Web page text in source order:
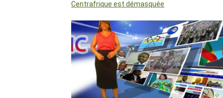
Centrafrique est démasquée